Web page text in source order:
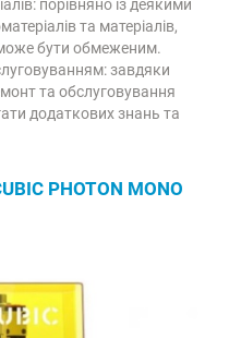
порівняно із деякими
та матеріалів,
може бути обмеженим.
завдяки
та обслуговування
додаткових знань та
PHOTON MONO